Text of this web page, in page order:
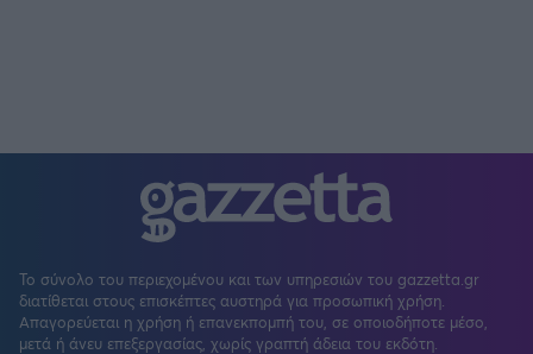
Το σύνολο του περιεχομένου και των υπηρεσιών του gazzetta.gr
διατίθεται στους επισκέπτες αυστηρά για προσωπική χρήση.
Απαγορεύεται η χρήση ή επανεκπομπή του, σε οποιοδήποτε μέσο,
μετά ή άνευ επεξεργασίας, χωρίς γραπτή άδεια του εκδότη.